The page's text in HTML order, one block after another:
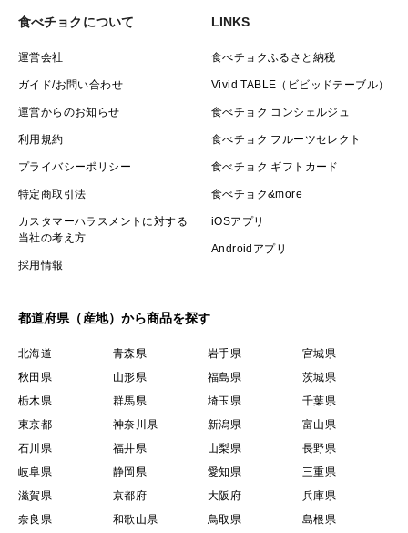
食べチョクについて
運営会社
ガイド/お問い合わせ
運営からのお知らせ
利用規約
プライバシーポリシー
特定商取引法
カスタマーハラスメントに対する
当社の考え方
採用情報
LINKS
食べチョクふるさと納税
Vivid TABLE（ビビッドテーブル）
食べチョク コンシェルジュ
食べチョク フルーツセレクト
食べチョク ギフトカード
食べチョク&more
iOSアプリ
Androidアプリ
都道府県（産地）から商品を探す
北海道 青森県 岩手県
宮城県
秋田県
山形県 福島県
茨城県
栃木県
群馬県 埼玉県
千葉県
東京都
神奈川県 新潟県
富山県
石川県
福井県 山梨県
長野県
岐阜県
静岡県 愛知県
三重県
滋賀県
京都府 大阪府
兵庫県
奈良県
和歌山県 鳥取県 島根県